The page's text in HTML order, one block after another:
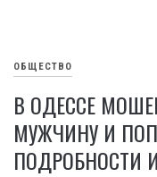
ОБЩЕСТВО
В ОДЕССЕ
МУЖЧИНУ И
ПОДРОБНОСТИ